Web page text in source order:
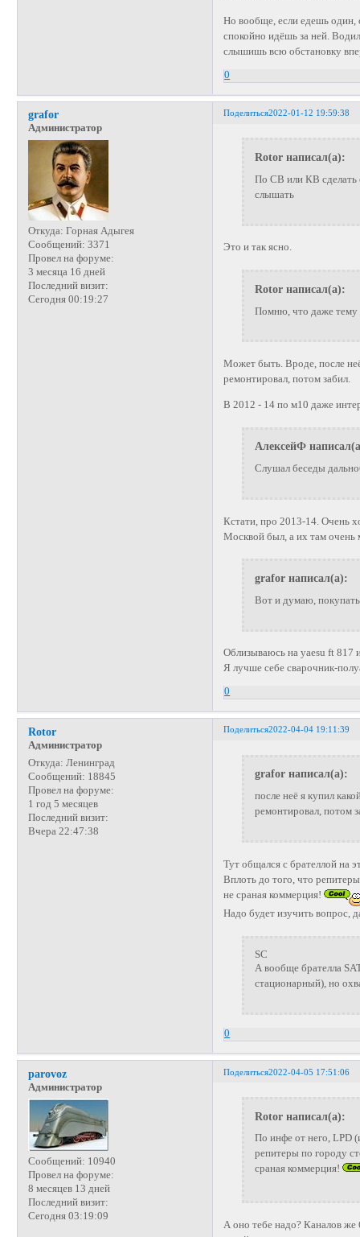
Но вообще, если едешь один,
спокойно идёшь за ней.
слышишь всю обстановку
0
Поделиться2022-01-12 19:59:38
grafor
Администратор
Откуда: Горная Адыгея
Сообщений: 3371
Провел на форуме:
3 месяца 16 дней
Последний визит:
Сегодня 00:19:27
Rotor написал(а):
По СВ или КВ сделать
слышать
Это и так ясно.
Rotor написал(а):
Помню, что даже тему
Может быть. Вроде, после неё
ремонтировал, потом забил.
В 2012 - 14 по м10 даже
АлексейФ
Слушал беседы
Кстати, про 2013-14. Очень
Москвой был, а их там очень
grafor написал(а):
Вот и думаю,
Облизываюсь на yaesu ft 817
Я лучше себе сварочник-
0
Поделиться2022-04-04 19:11:39
Rotor
Администратор
Откуда: Ленинград
Сообщений: 18845
Провел на форуме:
1 год 5 месяцев
Последний визит:
Вчера 22:47:38
grafor написал(а):
после неё я купил
ремонтировал, потом
Тут общался с брателлой на
Вплоть до того, что
не сраная коммерция!
Надо будет изучить вопрос,
SC
А вообще брателла
стационарный), но
0
Поделиться2022-04-05 17:51:06
parovoz
Администратор
Сообщений: 10940
Провел на форуме:
8 месяцев 13 дней
Последний визит:
Сегодня 03:19:09
Rotor написал(а):
По инфе от него, LPD
репитеры по городу
сраная коммерция!
А оно тебе надо? Каналов же